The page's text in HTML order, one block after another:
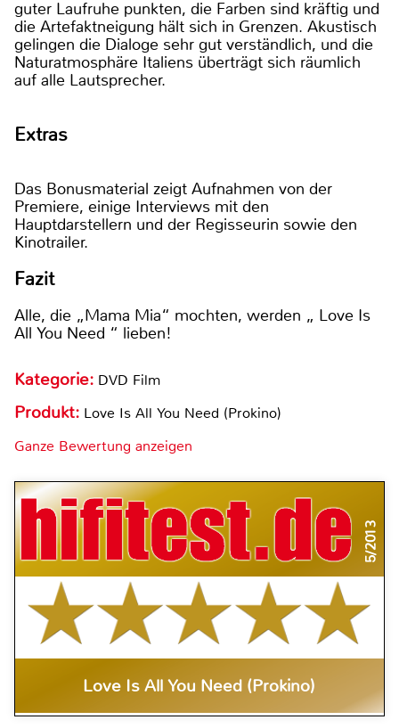
guter Laufruhe punkten, die Farben sind kräftig und
die Artefaktneigung hält sich in Grenzen. Akustisch
gelingen die Dialoge sehr gut verständlich, und die
Naturatmosphäre Italiens überträgt sich räumlich
auf alle Lautsprecher.
Extras
Das Bonusmaterial zeigt Aufnahmen von der
Premiere, einige Interviews mit den
Hauptdarstellern und der Regisseurin sowie den
Kinotrailer.
Fazit
Alle, die „Mama Mia“ mochten, werden „ Love Is
All You Need “ lieben!
Kategorie: DVD Film
Produkt: Love Is All You Need (Prokino)
Ganze Bewertung anzeigen
5/2013
Love Is All You Need (Prokino)